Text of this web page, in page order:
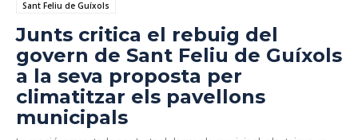
Sant Feliu de Guíxols
Junts critica el rebuig del
govern de Sant Feliu de Guíxols
a la seva proposta per
climatitzar els pavellons
municipals